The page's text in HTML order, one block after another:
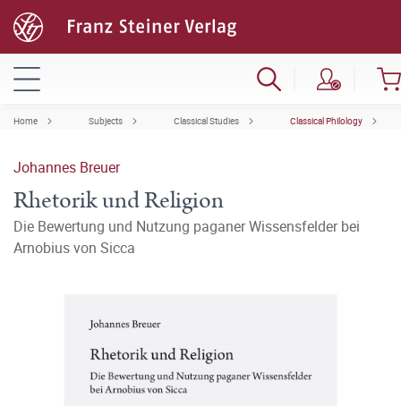
Home Subjects Classical Studies Classical Philology
Johannes Breuer
Rhetorik und Religion
Die Bewertung und Nutzung paganer Wissensfelder bei
Arnobius von Sicca